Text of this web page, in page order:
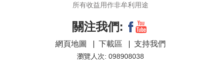
所有收益用作非牟利用途
關注我們:
網頁地圖 下載區 支持我們
瀏覽人次: 098908038